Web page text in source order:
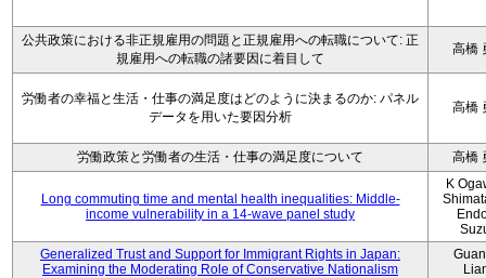
公共政策における非正規雇用の問題と正規雇用への転職について: 正
規雇用への転職の諸要因に着目して
高橋
労働者の幸福と生活・仕事の満足度はどのように決まるのか: パネル
データを用いた要因分析
高橋
労働政策と労働者の生活・仕事の満足度について 高橋
Long commuting time and mental health inequalities: Middle-
income vulnerability in a 14-wave panel study
K
Generalized Trust and Support for Immigrant Rights in Japan:
Examining the Moderating Role of Conservative Nationalism